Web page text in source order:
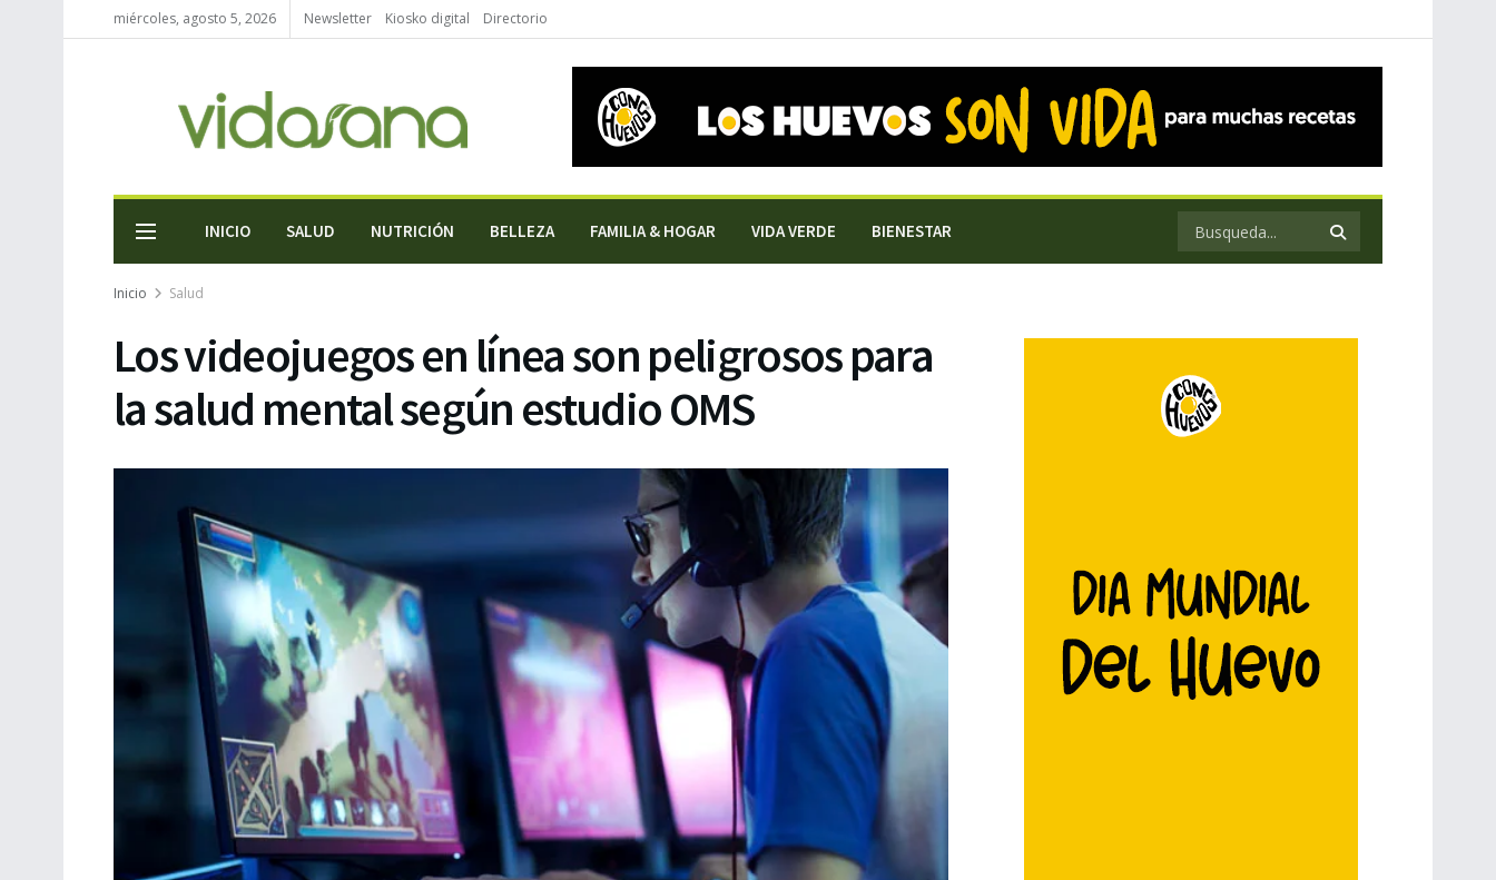
miércoles, agosto 5, 2026 Newsletter Kiosko digital Directorio
INICIO SALUD NUTRICIÓN BELLEZA FAMILIA & HOGAR VIDA VERDE BIENESTAR
Inicio Salud
Los videojuegos en línea son peligrosos para
la salud mental según estudio OMS